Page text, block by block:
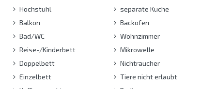
Hochstuhl
Balkon
Bad/WC
Reise-/Kinderbett
Doppelbett
Einzelbett
separate Küche
Backofen
Wohnzimmer
Mikrowelle
Nichtraucher
Tiere nicht erlaubt